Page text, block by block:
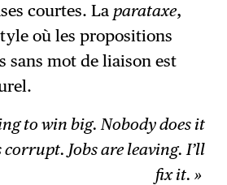
courtes. La parataxe,
où les propositions
sans mot de liaison est
to win big. Nobody does it
Jobs are leaving. I’ll
fix it. »